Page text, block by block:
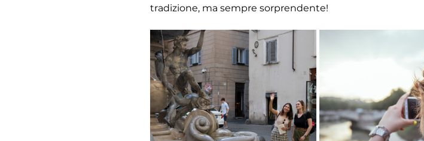
tradizione, ma sempre sorprendente!